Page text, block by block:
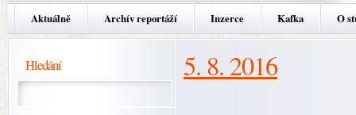
Aktuálně Archív reportáží Inzerce Kafka O
Hledání 5. 8. 2016